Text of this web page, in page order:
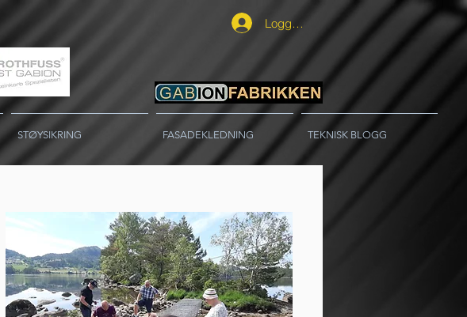
Logg inn
STØYSIKRING FASADEKLEDNING TEKNISK BLOGG